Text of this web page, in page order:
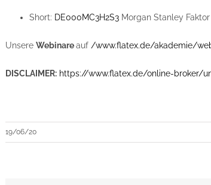
Short: DE000MC3H2S3 Morgan Stanley Faktor
Unsere Webinareauf /www.flatex.de/akademie/
DISCLAIMER: https://www.flatex.de/online-broker/
19/06/20